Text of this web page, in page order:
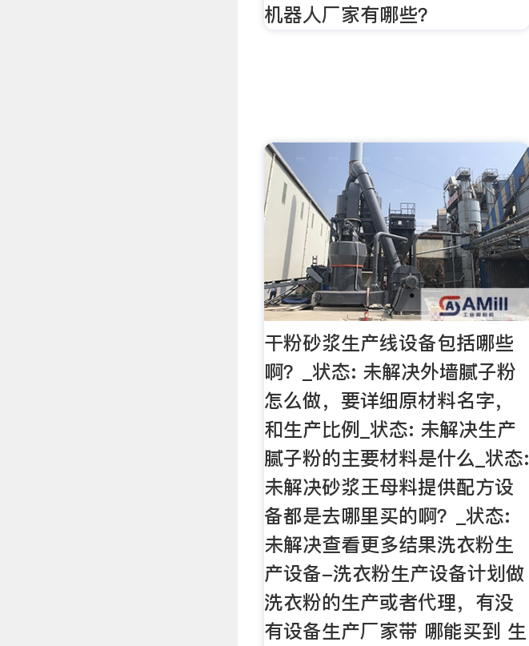
机器人厂家有哪些？
干粉砂浆生产线设备包括哪些
啊？_状态: 未解决外墙腻子粉
怎么做，要详细原材料名字，
和生产比例_状态: 未解决生产
腻子粉的主要材料是什么_状态:
未解决砂浆王母料提供配方设
备都是去哪里买的啊？_状态:
未解决查看更多结果洗衣粉生
产设备-洗衣粉生产设备计划做
洗衣粉的生产或者代理，有没
有设备生产厂家带 哪能买到 生